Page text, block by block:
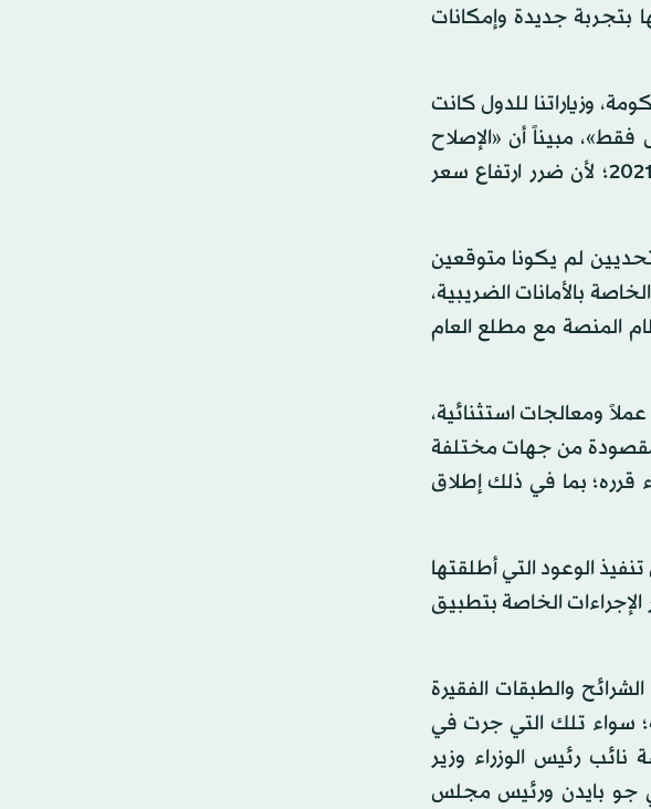
بتجربة جديدة وإمكانات
الدبلوماسية المنتجة خلال 100 يوم من عمر الحكومة، وزياراتنا للدول كانت
مبيناً أن «الإصلاح
الاقتصادي كان مشمولاً بالأولويات بسبب الهزة التي أحدثها تغيير سعر الصرف غير المدروس في 2021؛ لأن ضرر ارتفاع سعر
لم يكونا متوقعين
بالأمانات الضريبية،
المنصة مع مطلع العام
ومعالجات استثنائية،
من جهات مختلفة
قرره؛ بما في ذلك إطلاق
الوعود التي أطلقتها
الإجراءات الخاصة بتطبيق
والطبقات الفقيرة
سواء تلك التي جرت في
نائب رئيس الوزراء وزير
جو بايدن ورئيس مجلس